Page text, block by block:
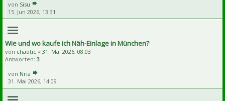
von Sisu
15. Jun 2026, 13:31
Wie und wo kaufe ich Näh-Einlage in München?
von chaotic « 31. Mai 2026, 08:03
Antworten: 3
von Nria
31. Mai 2026, 14:09